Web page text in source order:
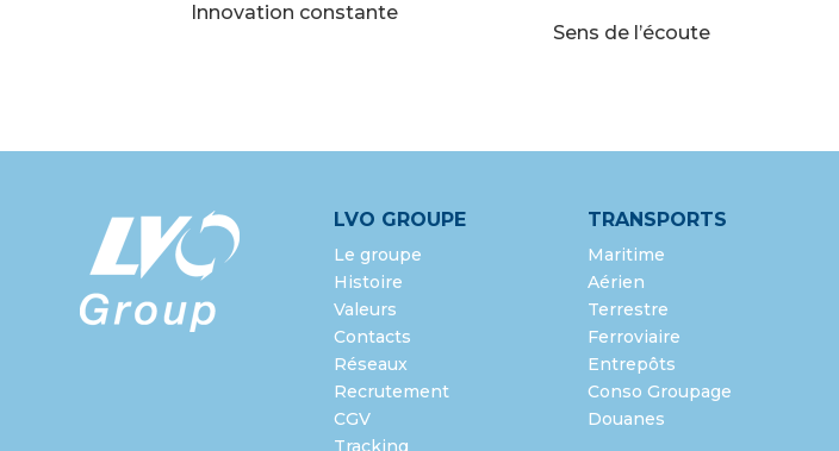
Innovation constante
Sens de l’écoute
LVO GROUPE
Le groupe
Histoire
Valeurs
Contacts
Réseaux
Recrutement
CGV
Tracking
TRANSPORTS
Maritime
Aérien
Terrestre
Ferroviaire
Entrepôts
Conso Groupage
Douanes